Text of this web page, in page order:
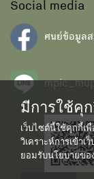
Social media
ศนย์ข้อมูล
มีการใช้คุ
เว็บไซต์นี้ใช้คุกกี้เ
วิเคราะห์การเข้าเ
ยอมรับนโยบายของ